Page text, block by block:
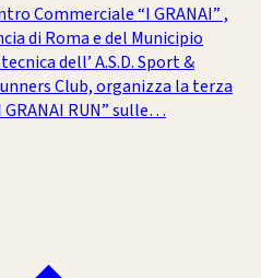
Commerciale “I GRANAI” ,
di Roma e del Municipio
dell’ A.S.D. Sport &
Club, organizza la terza
RUN” sulle…